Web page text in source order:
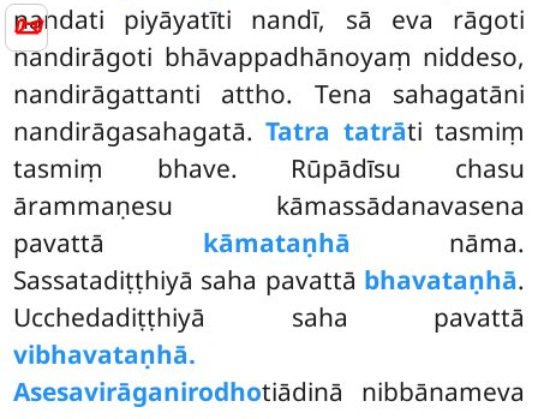
📜
nandati piyāyatīti nandī, sā eva rāgoti
nandirāgoti bhāvappadhānoyaṃ niddeso,
nandirāgattanti attho. Tena sahagatāni
nandirāgasahagatā.Tatra tatrāti tasmiṃ
tasmiṃ bhave. Rūpādīsu chasu
ārammaṇesu kāmassādanavasena
pavattā kāmataṇhā nāma.
Sassatadiṭṭhiyā saha pavattā bhavataṇhā.
Ucchedadiṭṭhiyā saha pavattā
vibhavataṇhā.
Asesavirāganirodhotiādinā nibbānameva